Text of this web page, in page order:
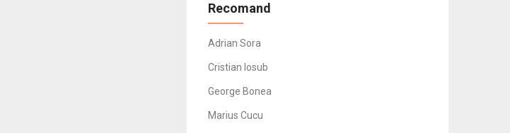
Recomand
Adrian Sora
Cristian Iosub
George Bonea
Marius Cucu